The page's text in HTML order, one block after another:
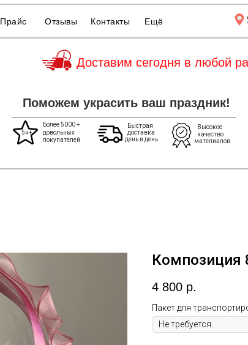
Прайс Отзывы Контакты Ещё
довольных
5к+
покупателей
Быстрая
доставка
Более 5000 +
Высокое
качество
Поможем украсить ваш праздник!
мателиалов
день в день
Доставим сегодня в любой
Композиция
4 800 р.
Пакет для